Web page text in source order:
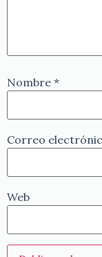
Nombre *
Correo
Web